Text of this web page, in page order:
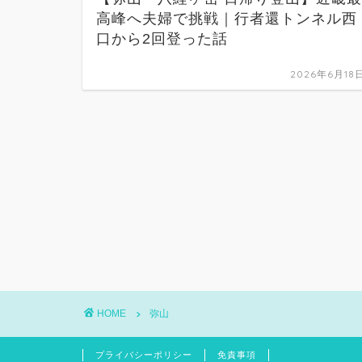
高峰へ夫婦で挑戦｜行者還トンネル西
口から2回登った話
2026年6月18
HOME 弥山
プライバシーポリシー 免責事項